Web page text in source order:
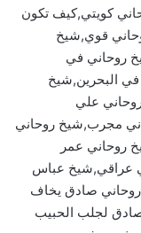
كويتي,كيف تكون
قوي,شيخ
روحاني في
البحرين,شيخ
علي
مجرب,شيخ روحاني
روحاني عمر
عراقي,شيخ عباس
روحاني صادق يخاف
لجلب الحبيب